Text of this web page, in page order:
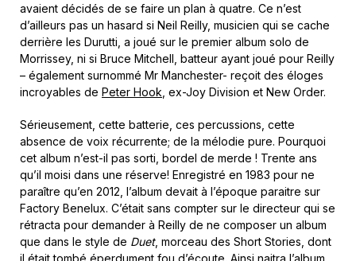
avaient décidés de se faire un plan à quatre. Ce n’est
d’ailleurs pas un hasard si Neil Reilly, musicien qui se cache
derrière les Durutti, a joué sur le premier album solo de
Morrissey, ni si Bruce Mitchell, batteur ayant joué pour Reilly
– également surnommé Mr Manchester- reçoit des éloges
incroyables de Peter Hook , ex-Joy Division et New Order.
Sérieusement, cette batterie, ces percussions, cette
absence de voix récurrente; de la mélodie pure. Pourquoi
cet album n’est-il pas sorti, bordel de merde ! Trente ans
qu’il moisi dans une réserve! Enregistré en 1983 pour ne
paraître qu’en 2012, l’album devait à l’époque paraitre sur
Factory Benelux. C’était sans compter sur le directeur qui se
rétracta pour demander à Reilly de ne composer un album
que dans le style de Duet, morceau des Short Stories, dont